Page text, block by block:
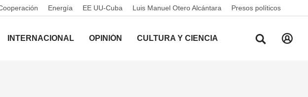
Energía EE UU-Cuba Luis Manuel Otero Alcántara Presos políticos
INTERNACIONAL OPINIÓN CULTURA Y CIENCIA